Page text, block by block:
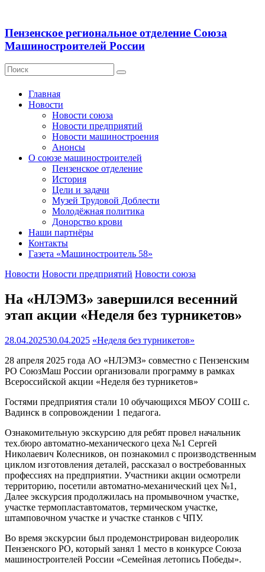
Пензенское региональное отделение Союза
Машиностроителей России
Главная
Новости
Новости союза
Новости предприятий
Новости машиностроения
Анонсы
О союзе машиностроителей
Пензенское отделение
История
Цели и задачи
Музей Трудовой Доблести
Молодёжная политика
Донорство крови
Наши партнёры
Контакты
Газета «Машиностроитель 58»
Новости Новости предприятий Новости союза
На «НЛЭМЗ» завершился весенний
этап акции «Неделя без турникетов»
28.04.202530.04.2025 «Неделя без турникетов»
28 апреля 2025 года АО «НЛЭМЗ» совместно с Пензенским
РО СоюзМаш России организовали программу в рамках
Всероссийской акции «Неделя без турникетов»
Гостями предприятия стали 10 обучающихся МБОУ СОШ с.
Вадинск в сопровождении 1 педагога.
Ознакомительную экскурсию для ребят провел начальник
тех.бюро автоматно-механического цеха №1 Сергей
Николаевич Колесников, он познакомил с производственным
циклом изготовления деталей, рассказал о востребованных
профессиях на предприятии. Участники акции осмотрели
территорию, посетили автоматно-механический цех №1,
Далее экскурсия продолжилась на промывочном участке,
участке термопластавтоматов, термическом участке,
штамповочном участке и участке станков с ЧПУ.
Во время экскурсии был продемонстрирован видеоролик
Пензенского РО, который занял 1 место в конкурсе Союза
машиностроителей России «Семейная летопись Победы».